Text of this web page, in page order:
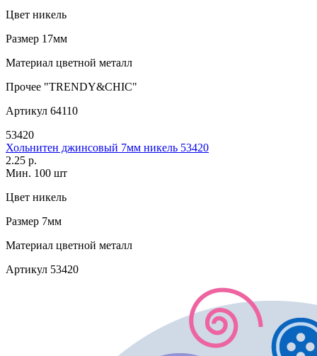
Цвет никель
Размер 17мм
Материал цветной металл
Прочее "TRENDY&CHIC"
Артикул 64110
53420
Хольнитен джинсовый 7мм никель 53420
2.25 р.
Мин. 100 шт
Цвет никель
Размер 7мм
Материал цветной металл
Артикул 53420